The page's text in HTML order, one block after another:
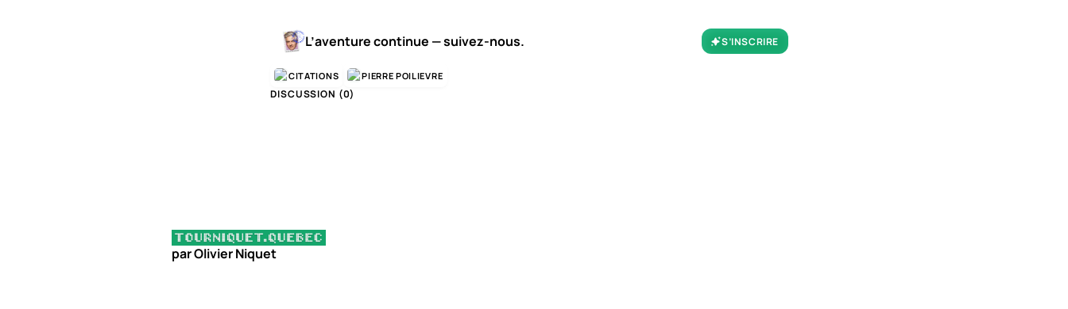
L’aventure continue — suivez-nous. S’INSCRIRE
CITATIONS PIERRE POILIEVRE
DISCUSSION (0)
par Olivier Niquet